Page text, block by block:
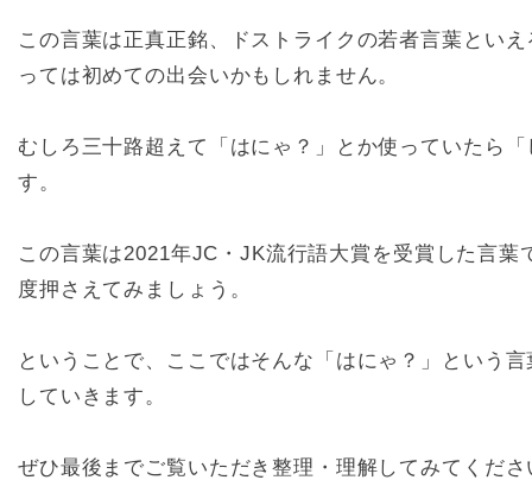
この言葉は正真正銘、ドストライクの若者言葉とい
っては初めての出会いかもしれません。
むしろ三十路超えて「はにゃ？」とか使っていたら
す。
この言葉は2021年JC・JK流行語大賞を受賞した言
度押さえてみましょう。
ということで、ここではそんな「はにゃ？」という
していきます。
ぜひ最後までご覧いただき整理・理解してみてくださ